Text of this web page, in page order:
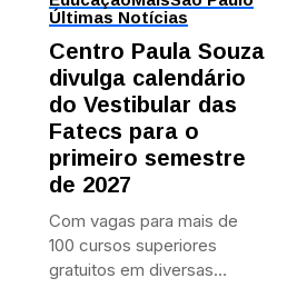
Últimas Notícias
Centro Paula Souza
divulga calendário
do Vestibular das
Fatecs para o
primeiro semestre
de 2027
Com vagas para mais de
100 cursos superiores
gratuitos em diversas